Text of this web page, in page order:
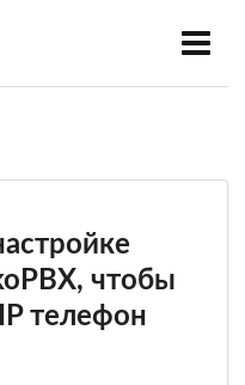
чтобы
телефон